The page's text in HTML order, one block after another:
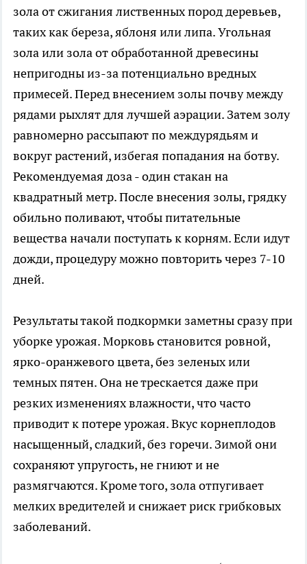
зола от сжигания лиственных пород деревьев,
таких как береза, яблоня или липа. Угольная
зола или зола от обработанной древесины
непригодны из-за потенциально вредных
примесей. Перед внесением золы почву между
рядами рыхлят для лучшей аэрации. Затем золу
равномерно рассыпают по междурядьям и
вокруг растений, избегая попадания на ботву.
Рекомендуемая доза - один стакан на
квадратный метр. После внесения золы, грядку
обильно поливают, чтобы питательные
вещества начали поступать к корням. Если идут
дожди, процедуру можно повторить через 7-10
дней.
Результаты такой подкормки заметны сразу при
уборке урожая. Морковь становится ровной,
ярко-оранжевого цвета, без зеленых или
темных пятен. Она не трескается даже при
резких изменениях влажности, что часто
приводит к потере урожая. Вкус корнеплодов
насыщенный, сладкий, без горечи. Зимой они
сохраняют упругость, не гниют и не
размягчаются. Кроме того, зола отпугивает
мелких вредителей и снижает риск грибковых
заболеваний.